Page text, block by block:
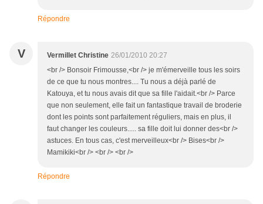
Répondre
V Vermillet Christine 26/01/2010 20:27
<br /> Bonsoir Frimousse,<br /> je m'émerveille tous les soirs
de ce que tu nous montres.... Tu nous a déjà parlé de
Katouya, et tu nous avais dit que sa fille l'aidait.<br /> Parce
que non seulement, elle fait un fantastique travail de broderie
dont les points sont parfaitement réguliers, mais en plus, il
faut changer les couleurs..... sa fille doit lui donner des<br />
astuces. En tous cas, c'est merveilleux<br /> Bises<br />
Mamikiki<br /> <br /> <br />
Répondre